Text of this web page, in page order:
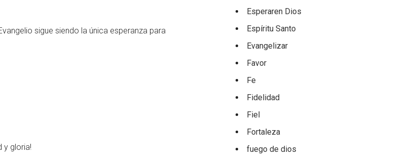
sigue siendo la única esperanza para
y gloria!
Esperaren Dios
Espíritu Santo
Evangelizar
Favor
Fe
Fidelidad
Fiel
Fortaleza
fuego de dios